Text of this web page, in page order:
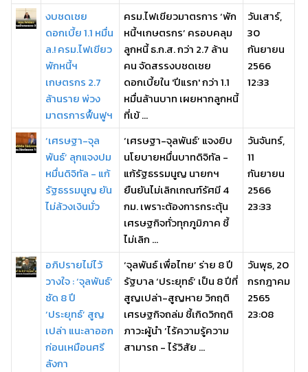
งบชดเชย
ดอกเบี้ย 1.1 หมื่น
ล.! ครม.ไฟเขียว
พักหนี้ฯ
เกษตรกร 2.7
ล้านราย พ่วง
มาตรการฟื้นฟูฯ
ครม.ไฟเขียวมาตรการ ‘พัก
หนี้ฯเกษตรกร’ ครอบคลุม
ลูกหนี้ ธ.ก.ส. กว่า 2.7 ล้าน
คน จัดสรรงบชดเชย
ดอกเบี้ยใน 'ปีแรก' กว่า 1.1
หมื่นล้านบาท เผยหากลูกหนี้
ที่เข้ ...
วันเสาร์,
30
กันยายน
2566
12:33
‘เศรษฐา-จุล
พันธ์’ ลุกแจงปม
หมื่นดิจิทัล - แก้
รัฐธรรมนูญ ยัน
ไม่ล้วงเงินมั่ว
‘เศรษฐา-จุลพันธ์’ แจงยิบ
นโยบายหมื่นบาทดิจิทัล -
แก้รัฐธรรมนูญ นายกฯ
ยืนยันไม่เลิกเกณฑ์รัศมี 4
กม. เพราะต้องการกระตุ้น
เศรษฐกิจทั่วทุกภูมิภาค ชี้
ไม่เลิก ...
วันจันทร์,
11
กันยายน
2566
23:33
อภิปรายไม่ไว้
วางใจ : ‘จุลพันธ์’
ซัด 8 ปี
‘ประยุทธ์’ สูญ
เปล่า แนะลาออก
ก่อนเหมือนศรี
ลังกา
‘จุลพันธ์ เพื่อไทย’ ร่าย 8 ปี
รัฐบาล ‘ประยุทธ์’ เป็น 8 ปีที่
สูญเปล่า-สูญหาย วิกฤติ
เศรษฐกิจถล่ม ชี้เกิดวิกฤติ
ภาวะผู้นำ ‘ไร้ความรู้ความ
สามารถ - ไร้วิสัย ...
วันพุธ, 20
กรกฎาคม
2565
23:08